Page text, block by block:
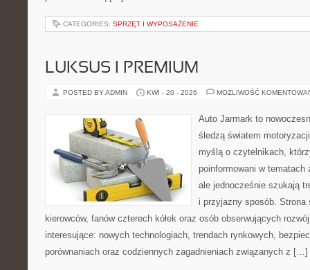
CATEGORIES: SPRZĘT I WYPOSAŻENIE
LUKSUS I PREMIUM
POSTED BY ADMIN KWI - 20 - 2026 MOŻLIWOŚĆ
Auto Jarmark to
śledzą światem
myślą o czytelnikach,
poinformowani w
ale jednocześnie szukają
i przyjazny sposób.
kierowców, fanów czterech kółek oraz osób obserwujących
interesujące: nowych technologiach, trendach rynkowych,
porównaniach oraz codziennych zagadnieniach związanych z […]